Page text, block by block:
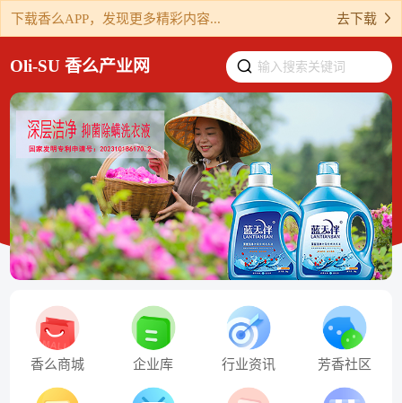
下载香么APP，发现更多精彩内容... 去下载
Oli-SU 香么产业网 输入搜索关键词
香么商城 企业库 行业资讯 芳香社区